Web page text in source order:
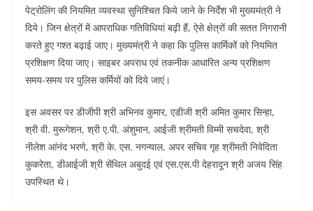
पेट्रोलिंग की नियमित व्यवस्था सुनिश्चित किये जाने के निर्देश भी मुख्यमंत्री ने
दिये। जिन क्षेत्रों में आपराधिक गतिविधियां बढ़ी हैं, ऐसे क्षेत्रों की सतत निगरानी
करते हुए गश्त बढ़ाई जाए। मुख्यमंत्री ने कहा कि पुलिस कार्मिकों को नियमित
प्रशिक्षण दिया जाए। साइबर अपराध एवं तकनीक आधारित अन्य प्रशिक्षण
समय-समय पर पुलिस कर्मियों को दिये जाएं।
इस अवसर पर डीजीपी श्री अभिनव कुमार, एडीजी श्री अमित कुमार सिन्हा,
श्री वी. मुरूगेशन, श्री ए.पी. अंशुमान, आईजी श्रीमती विम्मी सचदेवा, श्री
नीलेश आंनंद भरणे, श्री के. एस. नगन्याल, अपर सचिव गृह श्रीमती निवेदिता
कुकरेता, डीआईजी श्री सेंथिल अबुदई एवं एस.एस.पी देहरादून श्री अजय सिंह
उपस्थित थे।